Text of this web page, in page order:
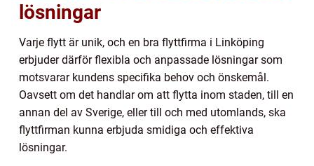
lösningar
Varje flytt är unik, och en bra flyttfirma i Linköping
erbjuder därför flexibla och anpassade lösningar som
motsvarar kundens specifika behov och önskemål.
Oavsett om det handlar om att flytta inom staden, till en
annan del av Sverige, eller till och med utomlands, ska
flyttfirman kunna erbjuda smidiga och effektiva
lösningar.